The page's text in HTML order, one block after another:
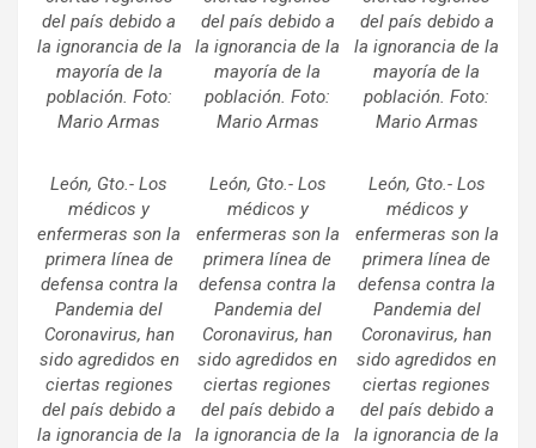
del país debido a
la ignorancia de la
mayoría de la
población. Foto:
Mario Armas
del país debido a
la ignorancia de la
mayoría de la
población. Foto:
Mario Armas
del país debido a
la ignorancia de la
mayoría de la
población. Foto:
Mario Armas
León, Gto.- Los
médicos y
enfermeras son la
primera línea de
defensa contra la
Pandemia del
Coronavirus, han
sido agredidos en
ciertas regiones
del país debido a
la ignorancia de la
León, Gto.- Los
médicos y
enfermeras son la
primera línea de
defensa contra la
Pandemia del
Coronavirus, han
sido agredidos en
ciertas regiones
del país debido a
la ignorancia de la
León, Gto.- Los
médicos y
enfermeras son la
primera línea de
defensa contra la
Pandemia del
Coronavirus, han
sido agredidos en
ciertas regiones
del país debido a
la ignorancia de la